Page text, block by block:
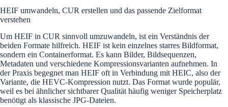
HEIF umwandeln, CUR erstellen und das passende Zielformat
verstehen
Um HEIF in CUR sinnvoll umzuwandeln, ist ein Verständnis der
beiden Formate hilfreich. HEIF ist kein einzelnes starres Bildformat,
sondern ein Containerformat. Es kann Bilder, Bildsequenzen,
Metadaten und verschiedene Kompressionsvarianten aufnehmen. In
der Praxis begegnet man HEIF oft in Verbindung mit HEIC, also der
Variante, die HEVC-Kompression nutzt. Das Format wurde populär,
weil es bei ähnlicher sichtbarer Qualität häufig weniger Speicherplatz
benötigt als klassische JPG-Dateien.